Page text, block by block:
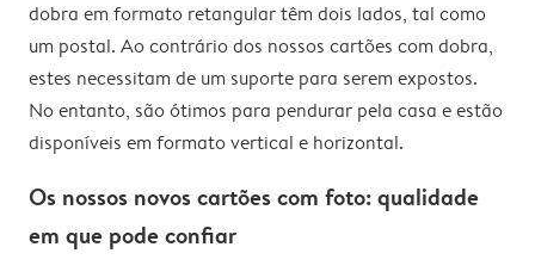
dobra em formato retangular têm dois lados, tal como
um postal. Ao contrário dos nossos cartões com dobra,
estes necessitam de um suporte para serem expostos.
No entanto, são ótimos para pendurar pela casa e estão
disponíveis em formato vertical e horizontal.
Os nossos novos cartões com foto: qualidade
em que pode confiar